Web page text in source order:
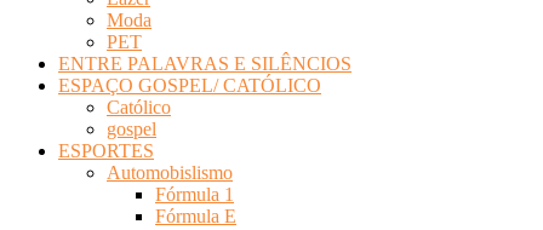
Moda
PET
ENTRE PALAVRAS E SILÊNCIOS
ESPAÇO GOSPEL/ CATÓLICO
Católico
gospel
ESPORTES
Automobislismo
Fórmula 1
Fórmula E